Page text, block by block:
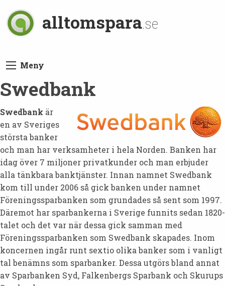
alltomspara.se
Meny
Swedbank
Swedbank är
en av Sveriges
största banker
och man har verksamheter i hela Norden. Banken har
idag över 7 miljoner privatkunder och man erbjuder
alla tänkbara banktjänster. Innan namnet Swedbank
kom till under 2006 så gick banken under namnet
Föreningssparbanken som grundades så sent som 1997.
Däremot har sparbankerna i Sverige funnits sedan 1820-
talet och det var när dessa gick samman med
Föreningssparbanken som Swedbank skapades. Inom
koncernen ingår runt sextio olika banker som i vanligt
tal benämns som sparbanker. Dessa utgörs bland annat
av Sparbanken Syd, Falkenbergs Sparbank och Skurups